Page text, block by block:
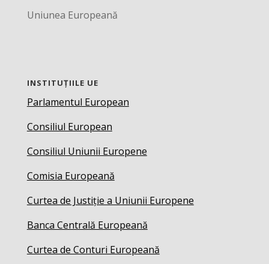
Uniunea Europeană
INSTITUȚIILE UE
Parlamentul European
Consiliul European
Consiliul Uniunii Europene
Comisia Europeană
Curtea de Justiție a Uniunii Europene
Banca Centrală Europeană
Curtea de Conturi Europeană